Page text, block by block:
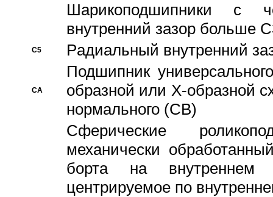
Шарикоподшипники с
внутренний зазор больше
C5 Pадиальный внутренний
CA
Подшипник
образной или Х-образной
нормального (CB)
Сферические
механически
борта на внутреннем
центрируемое по